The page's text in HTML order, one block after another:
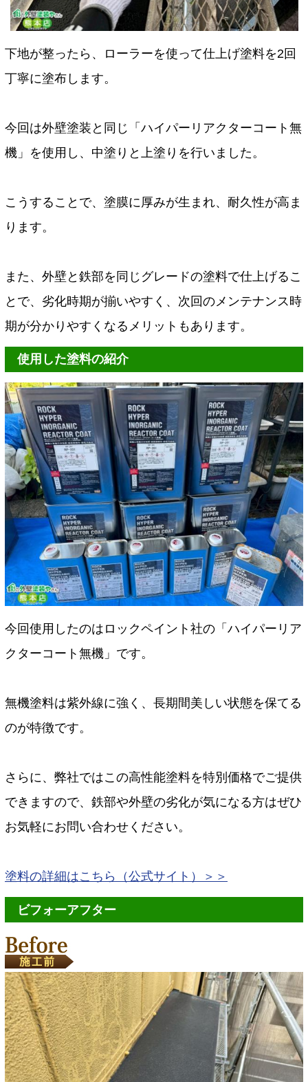
下地が整ったら、ローラーを使って仕上げ塗料を2回
丁寧に塗布します。
今回は外壁塗装と同じ「ハイパーリアクターコート無
機」を使用し、中塗りと上塗りを行いました。
こうすることで、塗膜に厚みが生まれ、耐久性が高ま
ります。
また、外壁と鉄部を同じグレードの塗料で仕上げるこ
とで、劣化時期が揃いやすく、次回のメンテナンス時
期が分かりやすくなるメリットもあります。
使用した塗料の紹介
今回使用したのはロックペイント社の「ハイパーリア
クターコート無機」です。
無機塗料は紫外線に強く、長期間美しい状態を保てる
のが特徴です。
さらに、弊社ではこの高性能塗料を特別価格でご提供
できますので、鉄部や外壁の劣化が気になる方はぜひ
お気軽にお問い合わせください。
塗料の詳細はこちら（公式サイト）＞＞
ビフォーアフター